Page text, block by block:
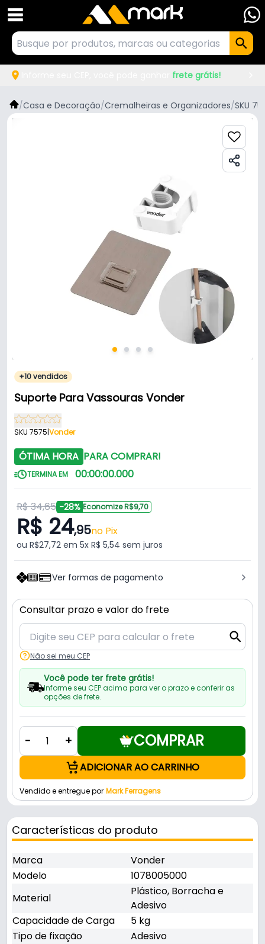
frete grátis!
/Casa e Decoração/Cremalheiras e Organizadores/SKU
+10 vendidos
Suporte Para Vassouras Vonder
SKU 7575|Vonder
ÓTIMA HORA PARA COMPRAR!
TERMINA EM 00:00:00.000
R$ 34,65 -28% Economize R$9,70
R$ 24,95no Pix
ou R$27,72 em 5x R$ 5,54 sem juros
Ver formas de pagamento
Consultar prazo e valor do frete
Não sei meu CEP
Você pode ter frete grátis!
Informe seu CEP acima para ver o prazo e conferir as
opções de frete.
- + COMPRAR
ADICIONAR AO CARRINHO
Vendido e entregue por Mark Ferragens
Características do produto
Marca
Vonder
Modelo
1078005000
Material
Plástico, Borracha e
Adesivo
Capacidade de Carga
5 kg
Tipo de fixação
Adesivo